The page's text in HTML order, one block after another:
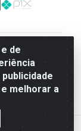
de
melhorar a
e
41 - Setor
100 -